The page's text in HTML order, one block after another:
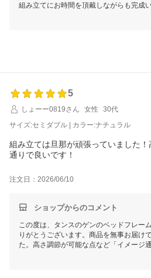
組み立てにお時間を頂戴しながらも完成
今後もお客様にご満足いただける商品・
5
しょーー0819さん
女性
30代
サイズ:セミダブル | カラー:ナチュラル
組み立ては旦那が頑張っていました
通りで良いです！
注文日：2026/06/10
ショップからのコメント
この度は、タンスのゲンのベッドフレー
りがとうございます。商品を無事お届け
た。高さ調節が可能な点など「イメージ
だき、何よりでございます。ぜひ末永く